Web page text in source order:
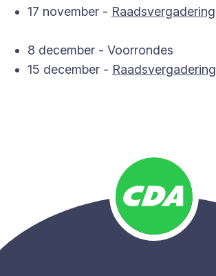
17 november - Raadsvergadering
8 december - Voorrondes
15 december - Raadsvergadering